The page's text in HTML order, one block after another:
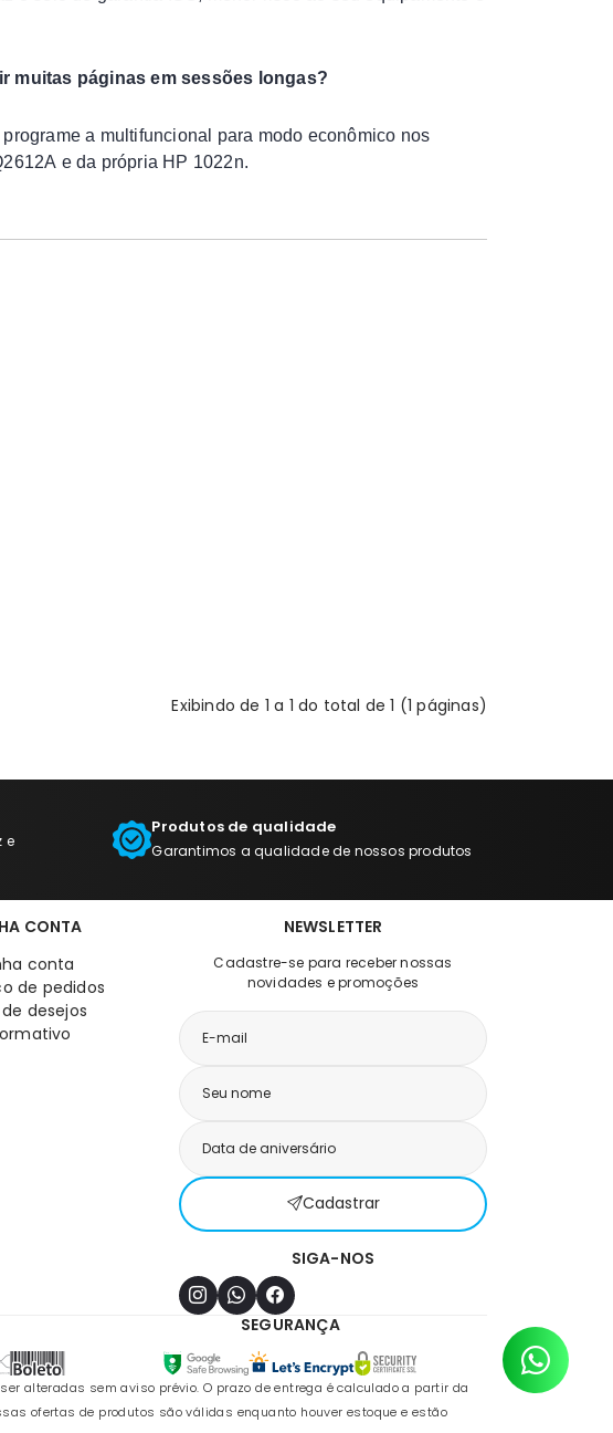
muitas páginas em sessões longas?
a multifuncional para modo econômico nos
e da própria HP 1022n.
Exibindo de 1 a 1 do total de 1 (1 páginas)
e
Produtos de qualidade
Garantimos a qualidade de nossos produtos
CONTA
conta
de pedidos
desejos
NEWSLETTER
Cadastre-se para receber nossas
novidades e promoções
Cadastrar
SIGA-NOS
SEGURANÇA
alteradas sem aviso prévio. O prazo de entrega é calculado a partir da
ofertas de produtos são válidas enquanto houver estoque e estão